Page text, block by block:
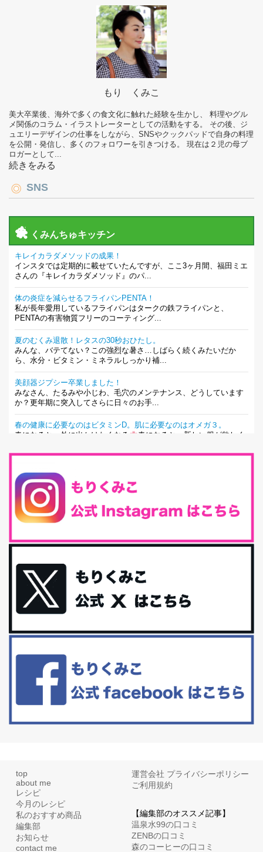
もり くみこ
美大卒業後、海外で多くの食文化に触れた経験を生かし、 料理やグル
メ関係のコラム・イラストレーターとしての活動をする。 その後、ジ
ュエリーデザインの仕事をしながら、SNSやクックパッドで自身の料理
を公開・発信し、多くのフォロワーを引きつける。 現在は２児の母ブ
ロガーとして...
続きをみる
SNS
くみんちゅキッチン
キレイカラダメソッドの成果！
インスタでは定期的に載せていたんですが、ここ3ヶ月間、福田ミエ
さんの『キレイカラダメソッド』のパ...
体の炎症を減らせるフライパンPENTA！
私が長年愛用しているフライパンはタークの鉄フライパンと、
PENTAの有害物質フリーのコーティング...
夏のむくみ退散！レタスの30秒おひたし。
みんな、バテてない？この強烈な暑さ…しばらく続くみたいだか
ら、水分・ビタミン・ミネラルしっかり補...
美顔器ジプシー卒業しました！
みなさん、たるみや小じわ、毛穴のメンテナンス、どうしています
か？更年期に突入してさらに日々のお手...
春の健康に必要なのはビタミンD。肌に必要なのはオメガ３。
春になると、外に出かけたくなる
春になると、新しい服が欲しく
最近、グラノーラ迷子になっていた私です。が、と〜〜〜っても美
味しくて栄養たっぷりのグラノーラを発...
腸活は「食事」だけだと思っていませんか？私の腸活完全版！
腸内環境を整えることは、健康維持の中でいっちばん大事！だと私
最近お風呂上がりの炭酸水をシリカシリカにしているんだけど確か
に髪と爪が丈夫になった気がする。炭酸...
体に優しい、私のふるさと納税５選。
今回は、最近毎回定期的に購入している「楽天ふるさと納税」の返
礼品トップ５を紹介します。今までいろ...
更年期を穏やかに乗りきるために今できる５つのこと。
といった更年期症状はまだ...
top
about me
レシピ
今月のレシピ
私のおすすめ商品
編集部
お知らせ
contact me
運営会社 プライバシーポリシー
ご利用規約
【編集部のオススメ記事】
温泉水99の口コミ
ZENBの口コミ
森のコーヒーの口コミ